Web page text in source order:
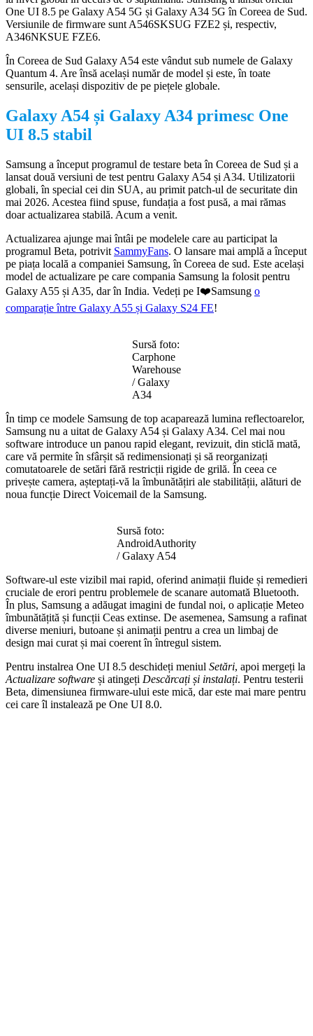
One UI 8.5 pe Galaxy A54 5G și Galaxy A34 5G în Coreea de Sud.
Versiunile de firmware sunt A546SKSUG FZE2 și, respectiv,
A346NKSUE FZE6.
În Coreea de Sud Galaxy A54 este vândut sub numele de Galaxy
Quantum 4. Are însă același număr de model și este, în toate
sensurile, același dispozitiv de pe piețele globale.
Galaxy A54 și Galaxy A34 primesc One
UI 8.5 stabil
Samsung a început programul de testare beta în Coreea de Sud și a
lansat două versiuni de test pentru Galaxy A54 și A34. Utilizatorii
globali, în special cei din SUA, au primit patch-ul de securitate din
mai 2026. Acestea fiind spuse, fundația a fost pusă, a mai rămas
doar actualizarea stabilă. Acum a venit.
Actualizarea ajunge mai întâi pe modelele care au participat la
programul Beta, potrivit SammyFans. O lansare mai amplă a început
pe piața locală a companiei Samsung, în Coreea de sud. Este același
model de actualizare pe care compania Samsung la folosit pentru
Galaxy A55 și A35, dar în India. Vedeți pe I❤️Samsung o
comparație între Galaxy A55 și Galaxy S24 FE!
Sursă foto:
Carphone
Warehouse
/ Galaxy
A34
În timp ce modele Samsung de top acaparează lumina reflectoarelor,
Samsung nu a uitat de Galaxy A54 și Galaxy A34. Cel mai nou
software introduce un panou rapid elegant, revizuit, din sticlă mată,
care vă permite în sfârșit să redimensionați și să reorganizați
comutatoarele de setări fără restricții rigide de grilă. În ceea ce
privește camera, așteptați-vă la îmbunătățiri ale stabilității, alături de
noua funcție Direct Voicemail de la Samsung.
Sursă foto:
AndroidAuthority
/ Galaxy A54
Software-ul este vizibil mai rapid, oferind animații fluide și remedieri
cruciale de erori pentru problemele de scanare automată Bluetooth.
În plus, Samsung a adăugat imagini de fundal noi, o aplicație Meteo
îmbunătățită și funcții Ceas extinse. De asemenea, Samsung a rafinat
diverse meniuri, butoane și animații pentru a crea un limbaj de
design mai curat și mai coerent în întregul sistem.
Pentru instalrea One UI 8.5 deschideți meniul Setări, apoi mergeți la
Actualizare software și atingeți Descărcați și instalați. Pentru testerii
Beta, dimensiunea firmware-ului este mică, dar este mai mare pentru
cei care îl instalează pe One UI 8.0.